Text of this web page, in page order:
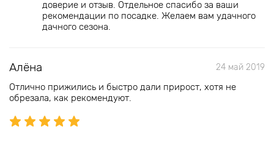
доверие и отзыв. Отдельное спасибо за ваши
рекомендации по посадке. Желаем вам удачного
дачного сезона.
Алёна 24 май 2019
Отлично прижились и быстро дали прирост, хотя не
обрезала, как рекомендуют.